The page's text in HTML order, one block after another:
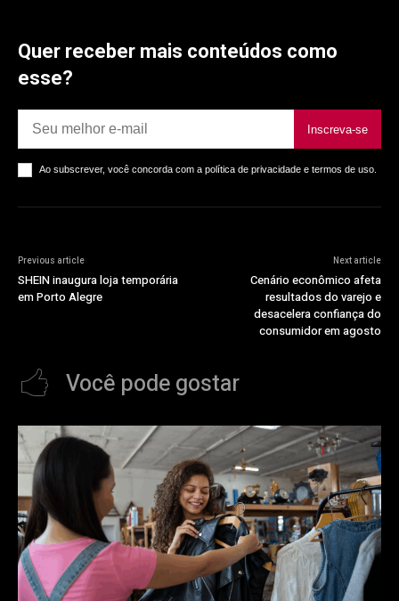
Quer receber mais conteúdos como
esse?
Inscreva-se
Ao subscrever, você concorda com a política de privacidade e termos de uso.
Previous article
SHEIN inaugura loja temporária
em Porto Alegre
Next article
Cenário econômico afeta
resultados do varejo e
desacelera confiança do
consumidor em agosto
Você pode gostar